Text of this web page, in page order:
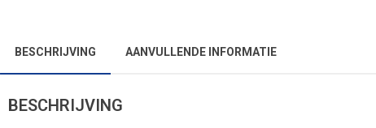
BESCHRIJVING AANVULLENDE INFORMATIE
BESCHRIJVING